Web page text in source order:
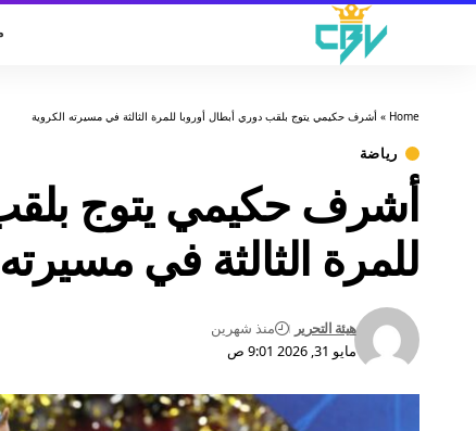
Home
» أشرف حكيمي يتوج بلقب دوري أبطال أوروبا للمرة الثالثة في مسيرته الكروية
رياضة
أشرف حكيمي يتوج
للمرة الثالثة في
مايو 31, 2026 9:01 ص
هيئة التحرير منذ شهرين